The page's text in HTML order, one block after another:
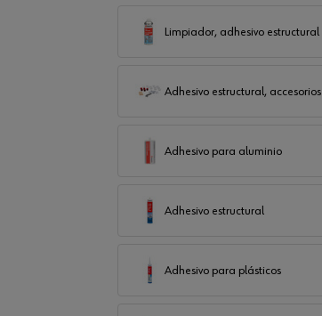
Limpiador, adhesivo estructural
Adhesivo estructural, accesorios
Adhesivo para aluminio
Adhesivo estructural
Adhesivo para plásticos